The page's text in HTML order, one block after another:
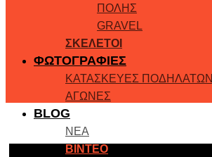
ΠΟΛΗΣ
GRAVEL
ΣΚΕΛΕΤΟΙ
ΦΩΤΟΓΡΑΦΙΕΣ
ΚΑΤΑΣΚΕΥΕΣ ΠΟΔΗΛΑΤΩΝ
ΑΓΩΝΕΣ
BLOG
ΝΕΑ
ΒΙΝΤΕΟ